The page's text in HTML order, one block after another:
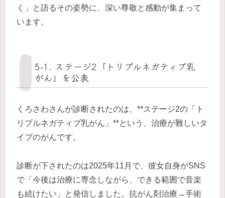
く」と語るその姿勢に、深い尊敬と感動が集まって
います。
5-1. ステージ2「トリプルネガティブ乳
がん」を公表
くろさわさんが診断されたのは、**ステージ2の「ト
リプルネガティブ乳がん」**という、治療が難しいタ
イプのがんです。
診断が下されたのは2025年11月で、彼女自身がSNS
で「今後は治療に専念しながら、できる範囲で音楽
も続けたい」と発信しました。抗がん剤治療→手術